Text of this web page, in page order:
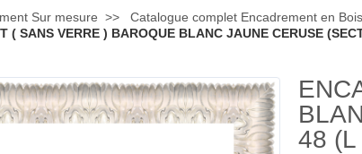
Sur mesure
Catalogue complet Encadrement en Bois
( SANS VERRE ) BAROQUE BLANC JAUNE CERUSE
48 (L